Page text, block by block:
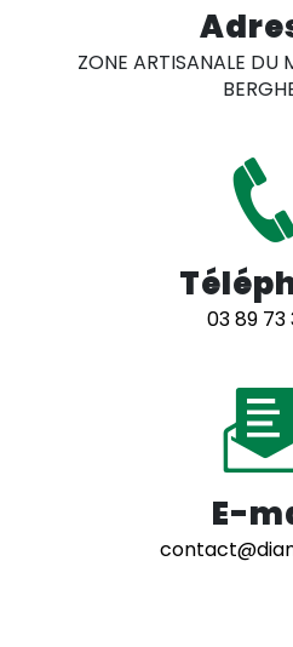
ZONE ARTISANALE
03 89 73
E-